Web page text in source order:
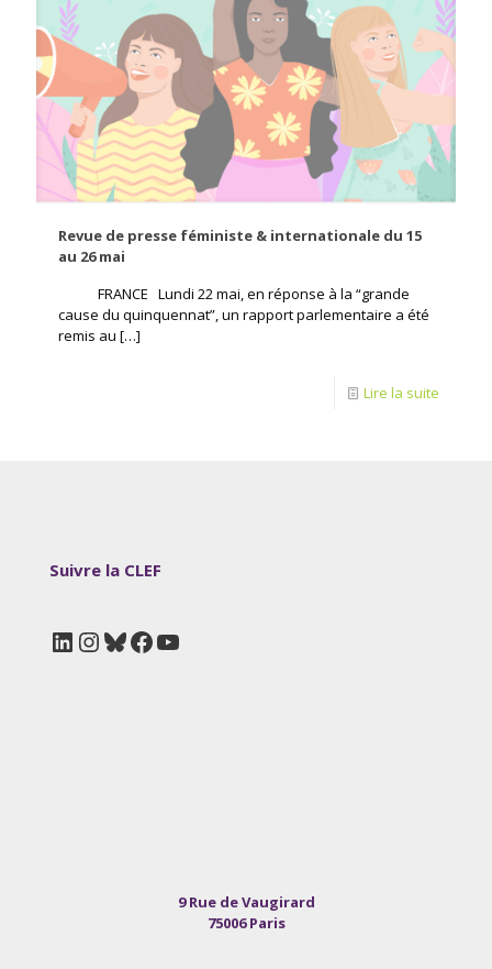
Revue de presse féministe & internationale du 15
au 26 mai
FRANCE Lundi 22 mai, en réponse à la “grande
cause du quinquennat”, un rapport parlementaire a été
remis au […]
Lire la suite
Suivre la CLEF
LinkedIn
Instagram
Bluesky
Facebook
YouTube
9 Rue de Vaugirard
75006 Paris